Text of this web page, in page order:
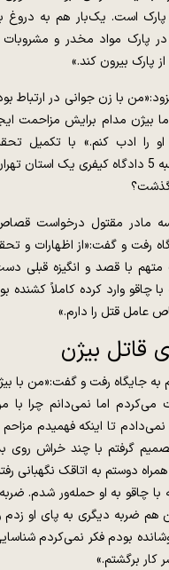
پارک است. یک‌بار هم به دروغ
پارک مواد مخدر و مشروبات
پارک بیرون کند.»
با زن جوانی در ارتباط
بیژن مدام برایش مزاحمت
را ادب کنم.» با تکمیل
شد.»
گذشت؟
مادر مقتول درخواست
رفت و گفت:«از اظهارات و
با قصد و انگیزه قبلی
چاقو وارد کرده کاملاً کشنده
عامل قتل را دارم.»
قاتل بیژن
به جایگاه رفت و گفت:«من با
اما نمی‌دانم چرا با
تا اینکه فهمیدم مزاحم
گرفتم با چند خراش روی
دوستم به اتاقک نگهبانی
با چاقو به او حمله‌ور شدم.
ضربه دیگری به پای او زدم و
بودم فکر نمی‌کردم
کار برگشتم.»